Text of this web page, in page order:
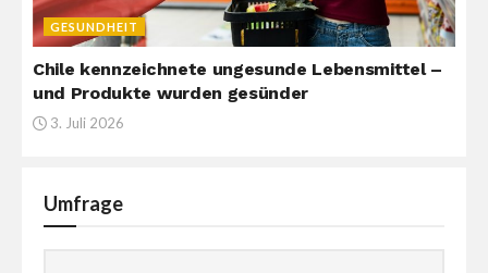
GESUNDHEIT
Chile kennzeichnete ungesunde Lebensmittel –
und Produkte wurden gesünder
3. Juli 2026
Umfrage